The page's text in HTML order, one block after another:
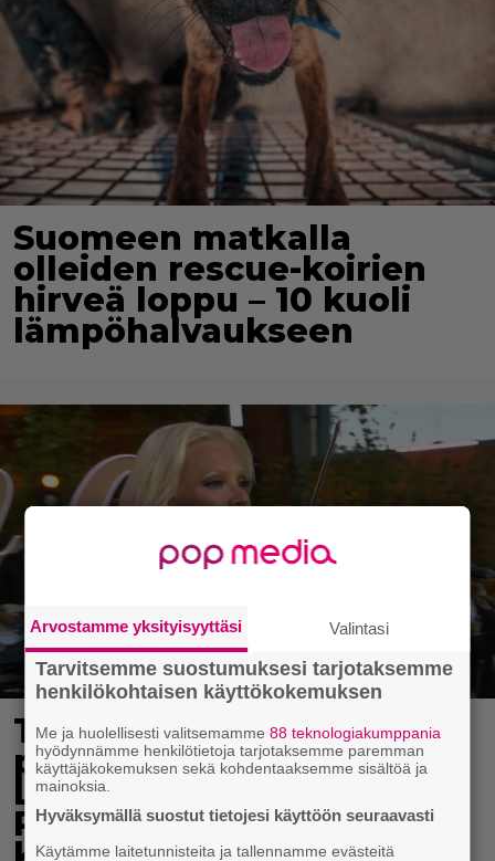
Suomeen matkalla
olleiden rescue-koirien
hirveä loppu – 10 kuoli
lämpöhalvaukseen
Tv-ohjelman juontaja
pudotti Linda
Lampeniuksen viulun –
Pete Parkkonen pakeni
Arvostamme yksityisyyttäsi Valintasi
Tarvitsemme suostumuksesi tarjotaksemme
henkilökohtaisen käyttökokemuksen
Me ja huolellisesti valitsemamme88 teknologiakumppania
hyödynnämme henkilötietoja tarjotaksemme paremman
käyttäjäkokemuksen sekä kohdentaaksemme sisältöä ja
mainoksia.
Hyväksymällä suostut tietojesi käyttöön seuraavasti
Käytämme laitetunnisteita ja tallennamme evästeitä